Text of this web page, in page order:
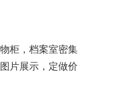
柜，档案室密集
片展示，定做价